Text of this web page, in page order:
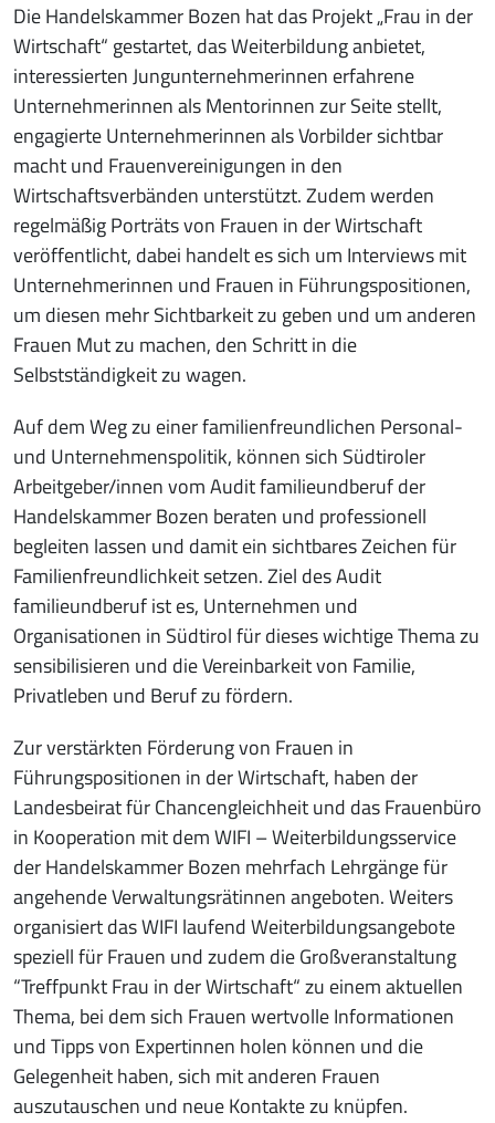
Die Handelskammer Bozen hat das Projekt „Frau in der
Wirtschaft“ gestartet, das Weiterbildung anbietet,
interessierten Jungunternehmerinnen erfahrene
Unternehmerinnen als Mentorinnen zur Seite stellt,
engagierte Unternehmerinnen als Vorbilder sichtbar
macht und Frauenvereinigungen in den
Wirtschaftsverbänden unterstützt. Zudem werden
regelmäßig Porträts von Frauen in der Wirtschaft
veröffentlicht, dabei handelt es sich um Interviews mit
Unternehmerinnen und Frauen in Führungspositionen,
um diesen mehr Sichtbarkeit zu geben und um anderen
Frauen Mut zu machen, den Schritt in die
Selbstständigkeit zu wagen.
Auf dem Weg zu einer familienfreundlichen Personal-
und Unternehmenspolitik, können sich Südtiroler
Arbeitgeber/innen vom Audit familieundberuf der
Handelskammer Bozen beraten und professionell
begleiten lassen und damit ein sichtbares Zeichen für
Familienfreundlichkeit setzen. Ziel des Audit
familieundberuf ist es, Unternehmen und
Organisationen in Südtirol für dieses wichtige Thema zu
sensibilisieren und die Vereinbarkeit von Familie,
Privatleben und Beruf zu fördern.
Zur verstärkten Förderung von Frauen in
Führungspositionen in der Wirtschaft, haben der
Landesbeirat für Chancengleichheit und das Frauenbüro
in Kooperation mit dem WIFI – Weiterbildungsservice
der Handelskammer Bozen mehrfach Lehrgänge für
angehende Verwaltungsrätinnen angeboten. Weiters
organisiert das WIFI laufend Weiterbildungsangebote
speziell für Frauen und zudem die Großveranstaltung
“Treffpunkt Frau in der Wirtschaft“ zu einem aktuellen
Thema, bei dem sich Frauen wertvolle Informationen
und Tipps von Expertinnen holen können und die
Gelegenheit haben, sich mit anderen Frauen
auszutauschen und neue Kontakte zu knüpfen.